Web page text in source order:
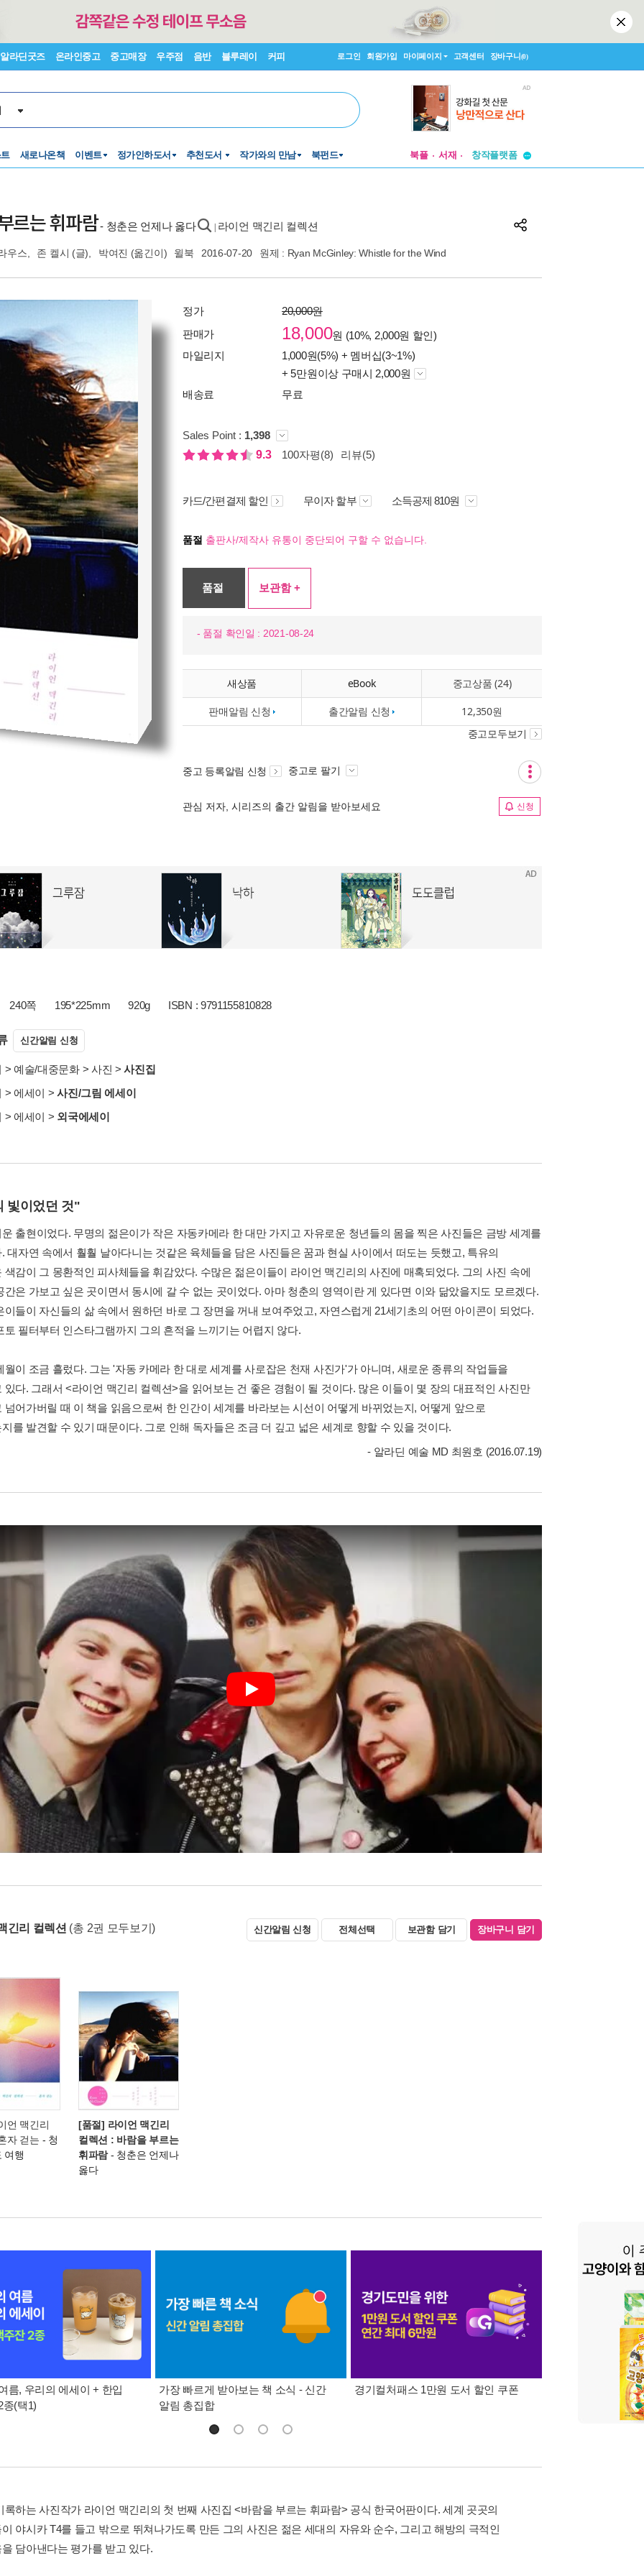
알라딘굿즈 온라인중고 중고매장 우주점 음반 블루레이 커피 로그인 회원가입 마이페이지 고객센터 장바구니(0)
새로나온책 이벤트 정가인하도서 추천도서 작가와의 만남 북펀드 북플 서재
창작플랫폼
르는 휘파람- 청춘은 언제나 옳다 라이언 맥긴리 컬렉션
우스 존 켈시 (글), 박여진 (옮긴이) 윌북 2016-07-20 원제 : Ryan McGinley: Whistle for the Wind
정가
20,000원
판매가
18,000원 (10%, 2,000원 할인)
마일리지
1,000원(5%) + 멤버십(3~1%)
+ 5만원이상 구매시 2,000원
배송료
무료
Sales Point : 1,398
9.3
100자평(8) 리뷰(5)
카드/간편결제 할인 무이자 할부 소득공제 810원
품절 출판사/제작사 유통이 중단되어 구할 수 없습니다.
품절 보관함 +
- 품절 확인일 : 2021-08-24
새상품 eBook 중고상품 (24)
판매알림 신청 출간알림 신청 12,350원
중고모두보기
중고 등록알림 신청 중고로 팔기
관심 저자, 시리즈의 출간 알림을 받아보세요 신청
240쪽 195*225mm 920g ISBN : 9791155810828
신간알림 신청
> 예술/대중문화> 사진 >사진집
> 에세이 >사진/그림 에세이
> 에세이 > 외국에세이
빛이었던 것"
출현이었다. 무명의 젊은이가 작은 자동카메라 한 대만 가지고 자유로운 청년들의 몸을 찍은 사진들은 금방 세계를
대자연 속에서 훨훨 날아다니는 것같은 육체들을 담은 사진들은 꿈과 현실 사이에서 떠도는 듯했고, 특유의
색감이 그 몽환적인 피사체들을 휘감았다. 수많은 젊은이들이 라이언 맥긴리의 사진에 매혹되었다. 그의 사진 속에
간은 가보고 싶은 곳이면서 동시에 갈 수 없는 곳이었다. 아마 청춘의 영역이란 게 있다면 이와 닮았을지도 모르겠다.
이들이 자신들의 삶 속에서 원하던 바로 그 장면을 꺼내 보여주었고, 자연스럽게 21세기초의 어떤 아이콘이 되었다.
토 필터부터 인스타그램까지 그의 흔적을 느끼기는 어렵지 않다.
월이 조금 흘렀다. 그는 '자동 카메라 한 대로 세계를 사로잡은 천재 사진가'가 아니며, 새로운 종류의 작업들을
있다. 그래서 <라이언 맥긴리 컬렉션>을 읽어보는 건 좋은 경험이 될 것이다. 많은 이들이 몇 장의 대표적인 사진만
넘어가버릴 때 이 책을 읽음으로써 한 인간이 세계를 바라보는 시선이 어떻게 바뀌었는지, 어떻게 앞으로
를 발견할 수 있기 때문이다. 그로 인해 독자들은 조금 더 깊고 넓은 세계로 향할 수 있을 것이다.
- 알라딘 예술 MD 최원호 (2016.07.19)
Play
긴리 컬렉션 (총 2권 모두보기) 신간알림 신청 전체선택 보관함 담기 장바구니 담기
언 맥긴리
자 걷는 - 청
여행
[품절] 라이언 맥긴리
컬렉션 : 바람을 부르는
휘파람- 청춘은 언제나
옳다
름, 우리의 에세이 + 한입
종(택1)
가장 빠르게 받아보는 책 소식 - 신간
알림 총집합
경기컬처패스 1만원 도서 할인 쿠폰 삼성카드가 쏜다! 알
록하는 사진작가 라이언 맥긴리의 첫 번째 사진집 <바람을 부르는 휘파람> 공식 한국어판이다. 세계 곳곳의
야시카 T4를 들고 밖으로 뛰쳐나가도록 만든 그의 사진은 젊은 세대의 자유와 순수, 그리고 해방의 극적인
담아낸다는 평가를 받고 있다.